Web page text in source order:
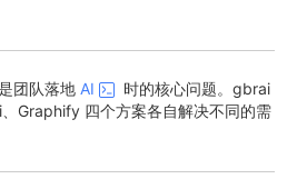
团队落地 AI
时的核心问题。gbrai
Graphify 四个方案各自解决不同的需